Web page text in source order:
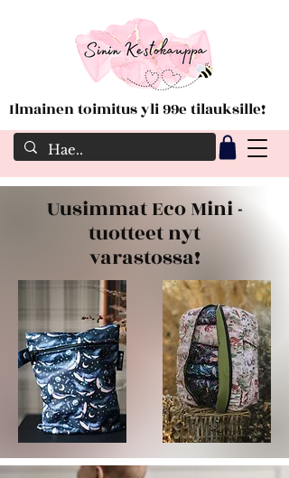
Ilmainen toimitus yli 99e tilauksille!
Uusimmat Eco Mini -
tuotteet nyt
varastossa!